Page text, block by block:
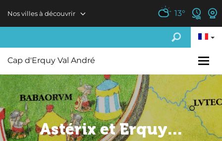
Nos villes à découvrir 13°
Cap d'Erquy Val André
Astérix et Erquy...